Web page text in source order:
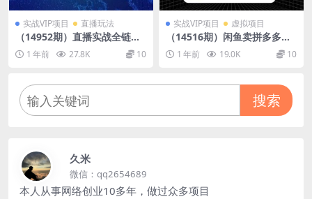
实战VIP项目 直播玩法
（14952期）直播实战全链路
课程，定位策略到话术设计，
万人直播间突破指南
1 年前 27.8K 10
实战VIP项目 虚拟项目
（14516期）闲鱼卖拼多多助
力项目，蓝海市场新手也能单
号日入1000+
1 年前 19.0K 10
搜索
久米
微信：qq2654689
本人从事网络创业10多年，做过众多项目